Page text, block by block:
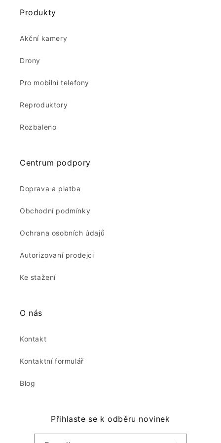
Produkty
Akční kamery
Drony
Pro mobilní telefony
Reproduktory
Rozbaleno
Centrum podpory
Doprava a platba
Obchodní podmínky
Ochrana osobních údajů
Autorizovaní prodejci
Ke stažení
O nás
Kontakt
Kontaktní formulář
Blog
Přihlaste se k odběru novinek